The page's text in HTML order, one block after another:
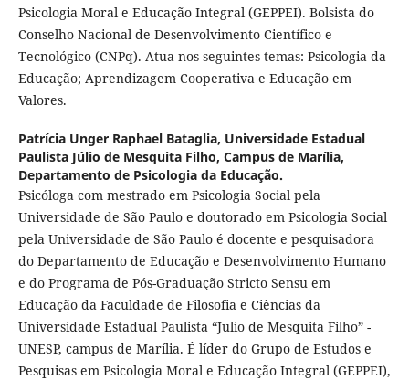
Psicologia Moral e Educação Integral (GEPPEI). Bolsista do
Conselho Nacional de Desenvolvimento Científico e
Tecnológico (CNPq). Atua nos seguintes temas: Psicologia da
Educação; Aprendizagem Cooperativa e Educação em
Valores.
Patrícia Unger Raphael Bataglia, Universidade Estadual
Paulista Júlio de Mesquita Filho, Campus de Marília,
Departamento de Psicologia da Educação.
Psicóloga com mestrado em Psicologia Social pela
Universidade de São Paulo e doutorado em Psicologia Social
pela Universidade de São Paulo é docente e pesquisadora
do Departamento de Educação e Desenvolvimento Humano
e do Programa de Pós-Graduação Stricto Sensu em
Educação da Faculdade de Filosofia e Ciências da
Universidade Estadual Paulista “Julio de Mesquita Filho” -
UNESP, campus de Marília. É líder do Grupo de Estudos e
Pesquisas em Psicologia Moral e Educação Integral (GEPPEI),